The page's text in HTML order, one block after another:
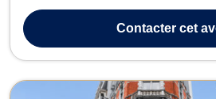
Recouvrement de créance - Saisie -
met son expertise au ser...Contactercet